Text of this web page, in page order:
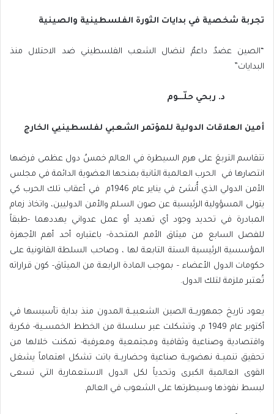
تجربة شخصية في بدايات الثورة الفلسطينية والصينية
“الصين عضدٌ داعمٌ لنضال الشعب الفلسطيني ضد الاحتلال منذ
البدايات”
د. ربحي حلّـــوم
أمين العلاقات الدولية للمؤتمر الشعبي لفلسطينيي الخارج
تتقاسم التربعَ على هرم السيطرة في العالم خمسُ دول عظمى فرضها
انتصارها في الحرب العالمية الثانية بمنحها العضوية الدائمة في مجلس
الأمن الدولي الذي أُنشئ في يناير عام 1946م في أعقاب تلك الحرب كي
يتولى المسؤولية الرئيسية عن صون السـلم والأمن الدوليين، واتخاذ زمام
المبادرة في تحديد وجود أي تهديد أو عمل عدواني يهددهما -طبقاً
للفصل السابع من ميثاق الأمم المتحدة- باعتباره أحد أهم الأجهزة
المؤسسية الرئيسية الستة التابعة لها ، وصاحب السلطة القانونية على
حكومات الدول الأعضاء – بموجب المادة الرابعة من الميثاق- كون قراراته
تُعتبر ملزمة لتلك الدول.
يعود تاريخ جمهوريــة الصين الشعبيــة المدون منذ بداية تأسيسها في
أكتوبر عام 1949 م، وتشكلت عبر سلسلة من الخطط الخمســية- فكرية
واقتصادية وصناعية وثقافية ومجتمعية ومعرفية- تمكنت خلالها من
تحقيق تنميــة نهضويــة صناعية وحضاريــة باتت تشكل اهتماماً يشغل
القوى العالمية الكبرى وتحدياً لكل الدول الاستعمارية التي تسعى
لبسط نفوذها وسيطرتها على الشعوب في العالم.